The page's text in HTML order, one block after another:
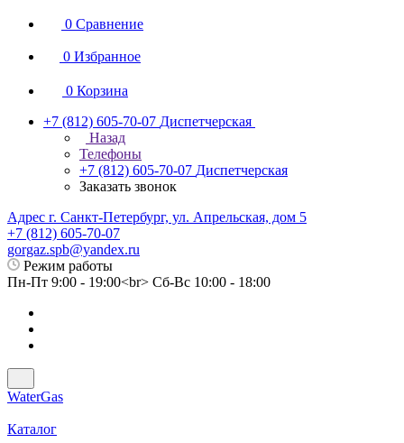
0 Сравнение
0 Избранное
0 Корзина
+7 (812) 605-70-07 Диспетчерская
Назад
Телефоны
+7 (812) 605-70-07 Диспетчерская
Заказать звонок
Адрес г. Санкт-Петербург, ул. Апрельская, дом 5
+7 (812) 605-70-07
gorgaz.spb@yandex.ru
Режим работы
Пн-Пт 9:00 - 19:00<br> Сб-Вс 10:00 - 18:00
WaterGas
Каталог